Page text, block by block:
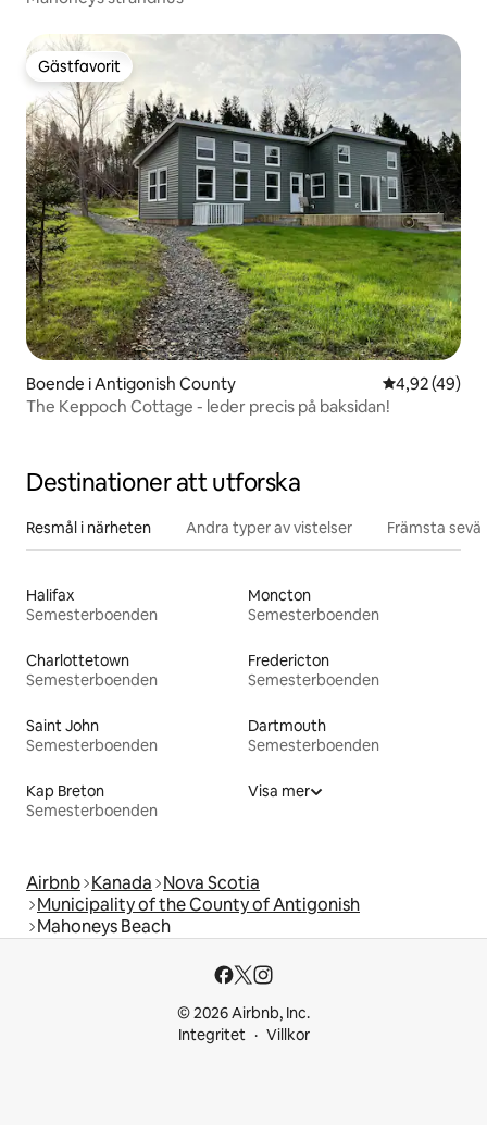
Gästfavorit
Gästfavorit
Boende i Antigonish County 4,92 av 5 i
4,92 (49)
The Keppoch Cottage - leder precis på baksidan!
Destinationer att utforska
Resmål i närheten Andra typer av vistelser Främsta
Halifax
Semesterboenden
Moncton
Semesterboenden
Charlottetown
Semesterboenden
Fredericton
Semesterboenden
Saint John
Semesterboenden
Dartmouth
Semesterboenden
Kap Breton
Semesterboenden
Visa mer
Airbnb Kanada Nova Scotia
Municipality of the County of Antigonish
Mahoneys Beach
© 2026 Airbnb, Inc.
Integritet
Villkor